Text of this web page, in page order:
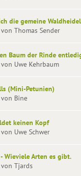
die gemeine
Thomas Sender
Baum der Rinde
Uwe Kehrbaum
(Mini-Petunien)
Bine
keinen Kopf
Uwe Schwer
Wieviele Arten es gibt.
Tjards